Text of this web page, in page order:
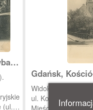
(ul.
Gdańsk,
Wielki Młyn,
Grosse Mühle
Widok z mostu
ul. Kowalską z ul.
Mieście) na Wielki